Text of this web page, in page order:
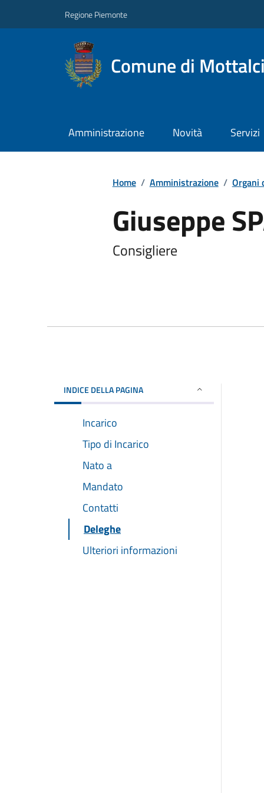
Regione Piemonte
Comune di
Amministrazione Novità Servizi
Home / Amministrazione / Organi
Giuseppe
Consigliere
INDICE DELLA PAGINA
Incarico
Tipo di Incarico
Nato a
Mandato
Contatti
Deleghe
Ulteriori informazioni